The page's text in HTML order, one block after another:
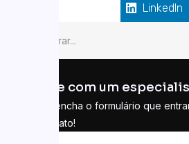
LinkedIn
Fale com um
Preencha o formulário que
contato!